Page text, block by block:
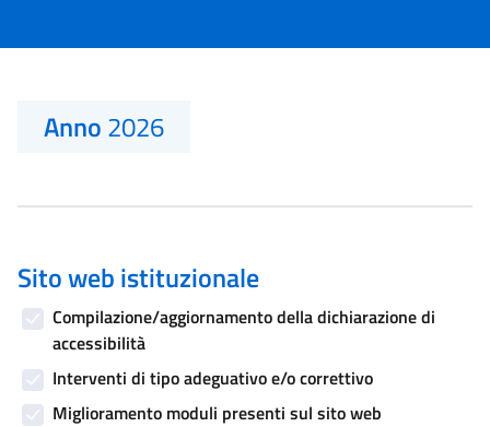
Anno2026
Sito web istituzionale
Compilazione/aggiornamento della dichiarazione di
accessibilità
Interventi di tipo adeguativo e/o correttivo
Miglioramento moduli presenti sul sito web